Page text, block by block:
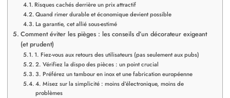
Risques cachés derrière un prix attractif
Quand rimer durable et économique devient possible
La garantie, cet allié sous-estimé
Comment éviter les pièges : les conseils d’un décorateur exigeant
(et prudent)
1. Fiez-vous aux retours des utilisateurs (pas seulement aux pubs)
2. Vérifiez la dispo des pièces : un point crucial
3. Préférez un tambour en inox et une fabrication européenne
4. Misez sur la simplicité : moins d’électronique, moins de
problèmes